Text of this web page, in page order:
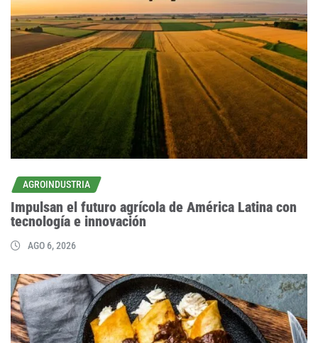
AGROINDUSTRIA
Impulsan el futuro agrícola de América Latina con
tecnología e innovación
AGO 6, 2026